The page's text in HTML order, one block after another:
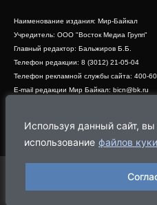
Используя данный сайт, вы
использование файлов куки
Наименование издания: Мир-Байкал
Учредитель: ООО "Восток Медиа Групп"
Главный редактор: Бальжиров Б.Б.
Телефон редакции: 8 (3012) 21-05-04
Телефон рекламной службы сайта: 400-
E-mail редакции Мир Байкал: bicn@bk.ru
Адрес редакции: 670000, г. Улан-Удэ,